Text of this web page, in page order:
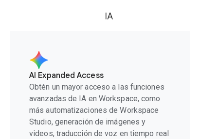
IA
AI Expanded Access
Obtén un mayor acceso a las funciones
avanzadas de IA en Workspace, como
más automatizaciones de Workspace
Studio, generación de imágenes y
videos, traducción de voz en tiempo real